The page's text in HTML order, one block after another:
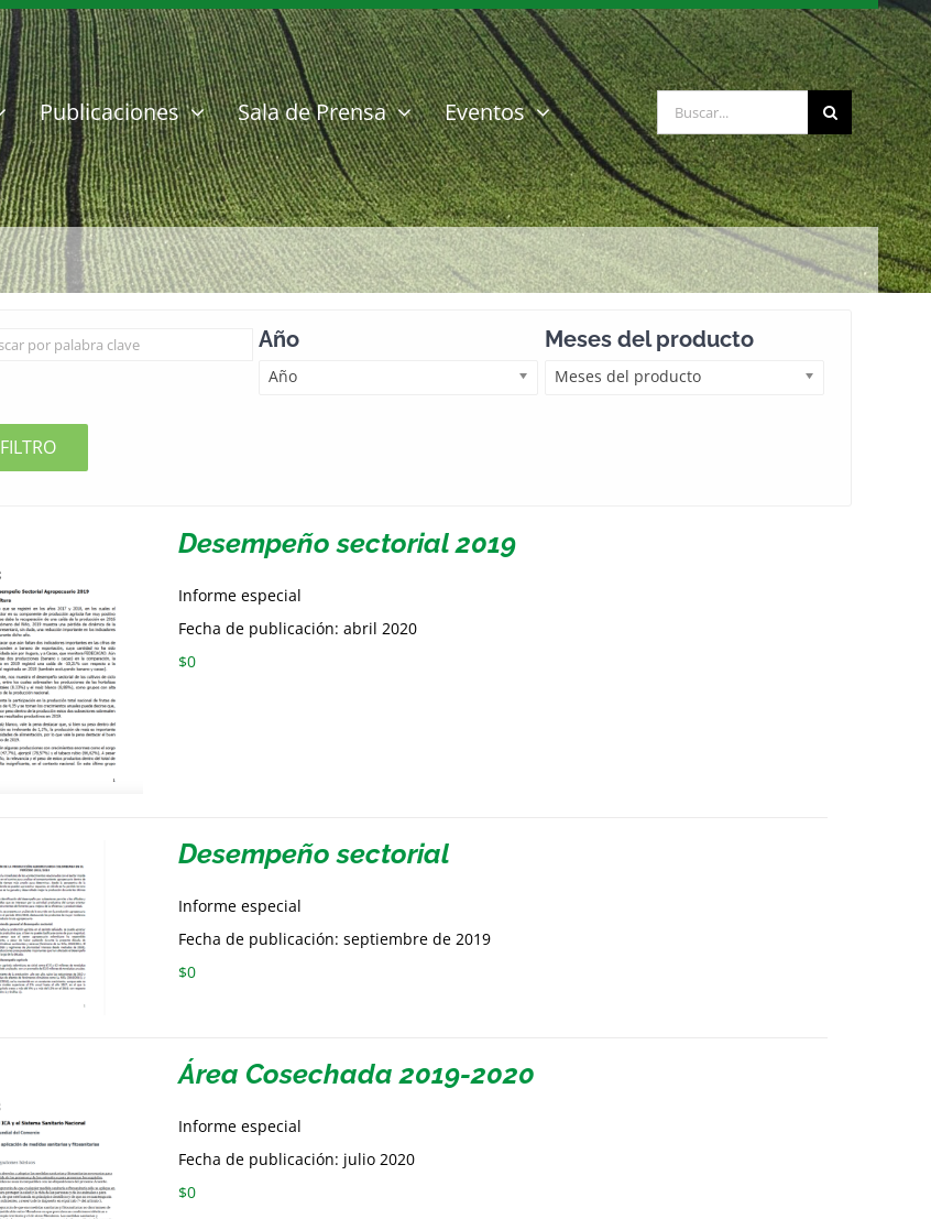
Publicaciones Sala de Prensa Eventos Buscar:
Año
Año
Meses del producto
Meses del producto
FILTRO
Desempeño sectorial 2019
Informe especial
Fecha de publicación: abril 2020
$0
Desempeño sectorial
Informe especial
Fecha de publicación: septiembre de 2019
$0
Área Cosechada 2019-2020
Informe especial
Fecha de publicación: julio 2020
$0